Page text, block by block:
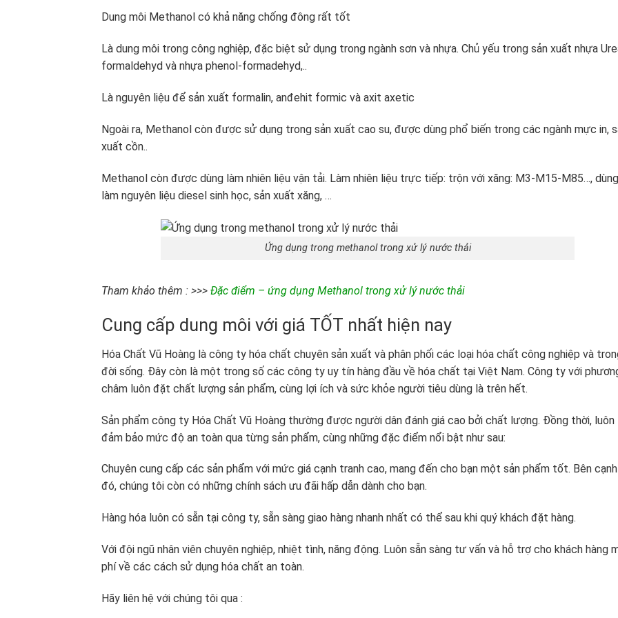
Dung môi Methanol có khả năng chống đông rất tốt
Là dung môi trong công nghiệp, đặc biệt sử dụng trong ngành sơn và nhựa. Chủ yếu trong sản xuất nhựa
formaldehyd và nhựa phenol-formadehyd,..
Là nguyên liệu để sản xuất formalin, anđehit formic và axit axetic
Ngoài ra, Methanol còn được sử dụng trong sản xuất cao su, được dùng phổ biến trong các ngành mực in,
xuất cồn..
Methanol còn được dùng làm nhiên liệu vận tải. Làm nhiên liệu trực tiếp: trộn với xăng: M3-M15-M85…, dùng
làm nguyên liệu diesel sinh học, sản xuất xăng, …
Ứng dụng trong methanol trong xử lý nước thải
Tham khảo thêm : >>> Đặc điểm – ứng dụng Methanol trong xử lý nước thải
Cung cấp dung môi với giá TỐT nhất hiện nay
Hóa Chất Vũ Hoàng là công ty hóa chất chuyên sản xuất và phân phối các loại hóa chất công nghiệp và
đời sống. Đây còn là một trong số các công ty uy tín hàng đầu về hóa chất tại Việt Nam. Công ty với
châm luôn đặt chất lượng sản phẩm, cùng lợi ích và sức khỏe người tiêu dùng là trên hết.
Sản phẩm công ty Hóa Chất Vũ Hoàng thường được người dân đánh giá cao bởi chất lượng. Đồng thời, luôn
đảm bảo mức độ an toàn qua từng sản phẩm, cùng những đặc điểm nổi bật như sau:
Chuyên cung cấp các sản phẩm với mức giá cạnh tranh cao, mang đến cho bạn một sản phẩm tốt. Bên cạnh
đó, chúng tôi còn có những chính sách ưu đãi hấp dẫn dành cho bạn.
Hàng hóa luôn có sẵn tại công ty, sẵn sàng giao hàng nhanh nhất có thể sau khi quý khách đặt hàng.
Với đội ngũ nhân viên chuyên nghiệp, nhiệt tình, năng động. Luôn sẵn sàng tư vấn và hỗ trợ cho khách hàng
phí về các cách sử dụng hóa chất an toàn.
Hãy liên hệ với chúng tôi qua :